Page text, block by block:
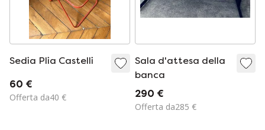
Sedia Plia Castelli
60 €
Offerta da40 €
Sala d'attesa della
banca
290 €
Offerta da285 €